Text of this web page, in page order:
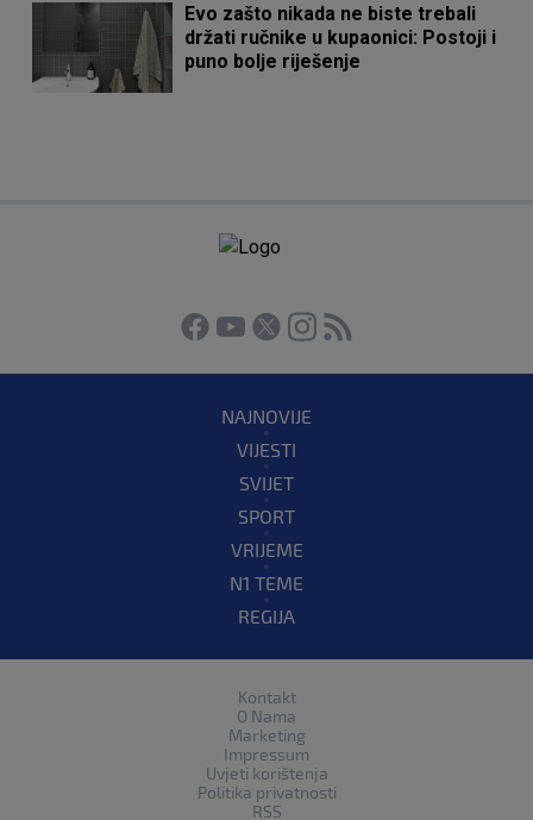
Evo zašto nikada ne biste trebali
držati ručnike u kupaonici: Postoji i
puno bolje riješenje
NAJNOVIJE
VIJESTI
SVIJET
SPORT
VRIJEME
N1 TEME
REGIJA
Kontakt
O Nama
Marketing
Impressum
Uvjeti korištenja
Politika privatnosti
RSS